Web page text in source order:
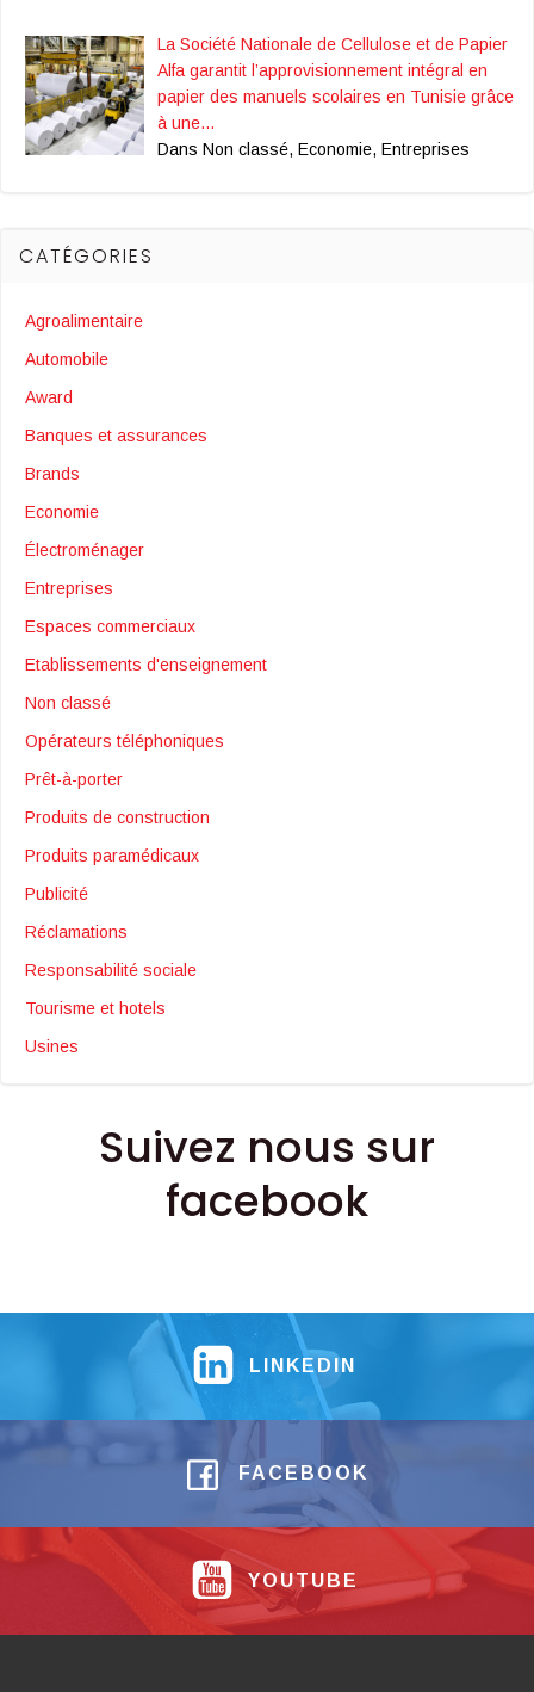
La Société Nationale de Cellulose et de Papier
Alfa garantit l’approvisionnement intégral en
papier des manuels scolaires en Tunisie grâce
à une…
Dans Non classé, Economie, Entreprises
CATÉGORIES
Agroalimentaire
Automobile
Award
Banques et assurances
Brands
Economie
Électroménager
Entreprises
Espaces commerciaux
Etablissements d'enseignement
Non classé
Opérateurs téléphoniques
Prêt-à-porter
Produits de construction
Produits paramédicaux
Publicité
Réclamations
Responsabilité sociale
Tourisme et hotels
Usines
Suivez nous sur
facebook
LINKEDIN
FACEBOOK
YOUTUBE